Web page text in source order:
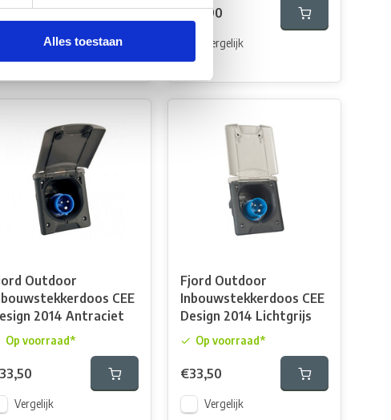
Alles toestaan
Vergelijk
€33,90
Vergelijk
Outdoor
CEE
2014 Antraciet
Op voorraad*
Vergelijk
Fjord Outdoor
Inbouwstekkerdoos CEE
Design 2014 Lichtgrijs
Op voorraad*
€33,50
Vergelijk